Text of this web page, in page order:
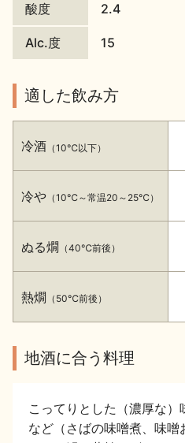
イベント情報TOP
季節の商品
地酒蔵元会WEB展示会
美味しい地酒の選び方
地酒蔵元会とは
酸度 2.4
Alc.度 15
適した飲み方
冷酒 （10℃以下）
冷や （10℃～常温20～25℃）
ぬる燗 （40℃前後）
熱燗 （50℃前後）
地酒に合う料理
こってりとした（濃厚な
など（さばの味噌煮、味噌